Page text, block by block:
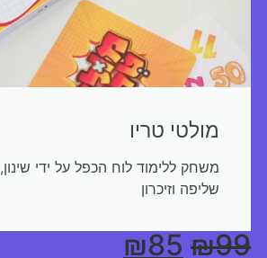
מולטי טריו
משחק ללימוד לוח הכפל על ידי שינון,
שליפה וזיכרון
₪99
₪85